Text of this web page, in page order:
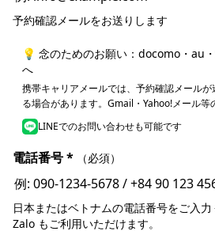
予約確認メールをお送りします
💡 念のためのお願い：docomo・au
へ
携帯キャリアメールでは、予約確認メール
る場合があります。Gmail・Yahoo!メール等
LINEでのお問い合わせも可能です
電話番号* （必須）
日本またはベトナムの電話番号をご入
Zalo もご利用いただけます。